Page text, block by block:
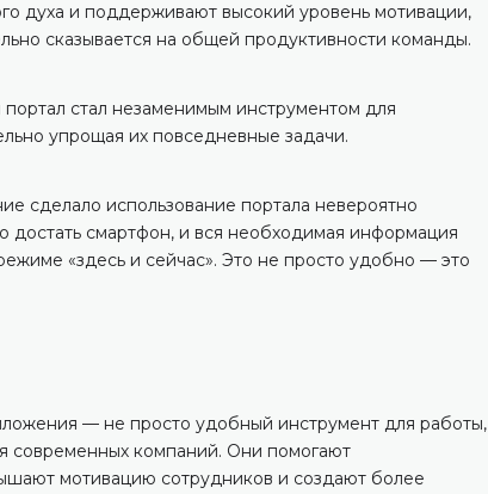
духа и поддерживают высокий уровень мотивации,
сказывается на общей продуктивности команды.
стал незаменимым инструментом для
упрощая их повседневные задачи.
сделало использование портала невероятно
смартфон, и вся необходимая информация
«здесь и сейчас». Это не просто удобно — это
— не просто удобный инструмент для работы,
современных компаний. Они помогают
мотивацию сотрудников и создают более